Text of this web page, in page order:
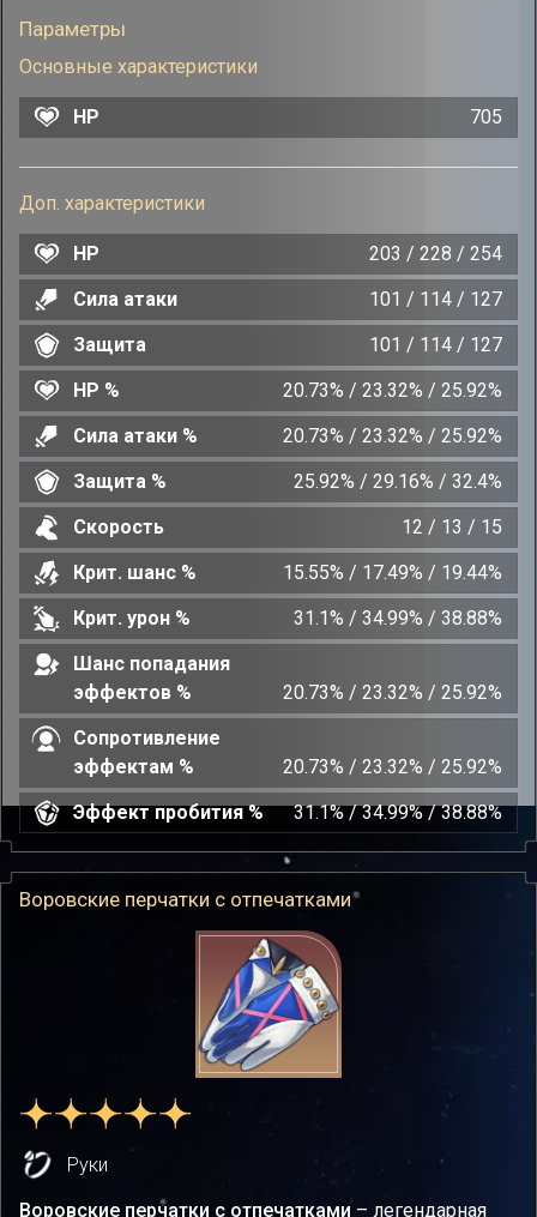
Параметры
Основные характеристики
HP 705
Доп. характеристики
HP
203 / 228 / 254
Сила атаки
101 / 114 / 127
Защита
101 / 114 / 127
HP %
20.73% / 23.32% / 25.92%
Сила атаки %
20.73% / 23.32% / 25.92%
Защита %
25.92% / 29.16% / 32.4%
Скорость
12 / 13 / 15
Крит. шанс %
15.55% / 17.49% / 19.44%
Крит. урон %
31.1% / 34.99% / 38.88%
Шанс попадания
эффектов %
20.73% / 23.32% / 25.92%
Сопротивление
эффектам %
20.73% / 23.32% / 25.92%
Эффект пробития %
31.1% / 34.99% / 38.88%
Воровские перчатки с отпечатками
Руки
Воровские перчатки с отпечатками – легендарная